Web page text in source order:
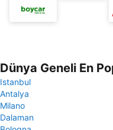
Dünya Geneli En
Istanbul
Antalya
Milano
Dalaman